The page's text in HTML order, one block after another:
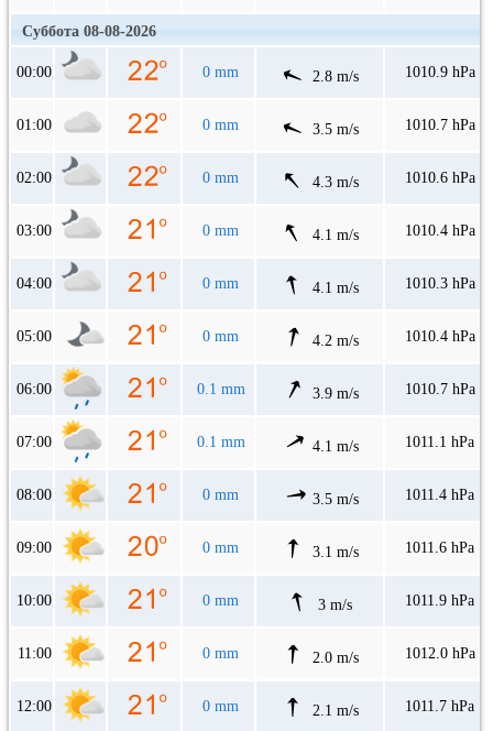
Суббота 08-08-2026
00:00 0 mm 2.8 m/s 1010.9 hPa
01:00 0 mm 3.5 m/s 1010.7 hPa
02:00 0 mm 4.3 m/s 1010.6 hPa
03:00 0 mm 4.1 m/s 1010.4 hPa
04:00 0 mm 4.1 m/s 1010.3 hPa
05:00 0 mm 4.2 m/s 1010.4 hPa
06:00 0.1 mm 3.9 m/s 1010.7 hPa
07:00 0.1 mm 4.1 m/s 1011.1 hPa
08:00 0 mm 3.5 m/s 1011.4 hPa
09:00 0 mm 3.1 m/s 1011.6 hPa
10:00 0 mm 3 m/s 1011.9 hPa
11:00 0 mm 2.0 m/s 1012.0 hPa
12:00 0 mm 2.1 m/s 1011.7 hPa